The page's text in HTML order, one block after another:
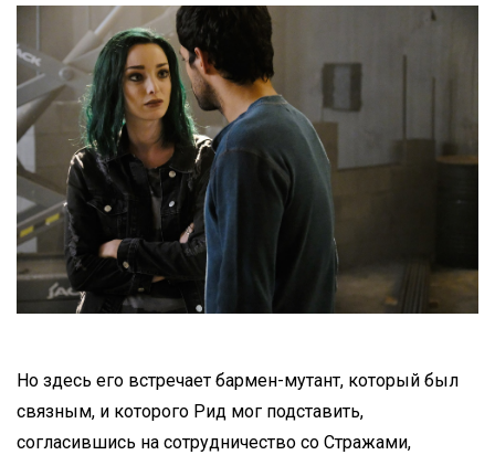
Но здесь его встречает бармен-мутант, который был
связным, и которого Рид мог подставить,
согласившись на сотрудничество со Стражами,